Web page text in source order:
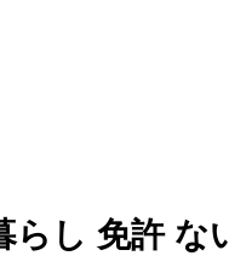
らし 免許 な